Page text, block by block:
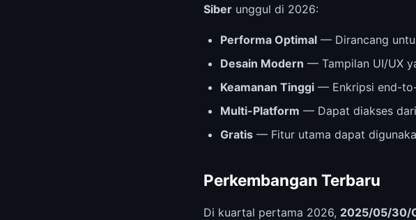
Siber unggul di 2026:
Performa Optimal — Dirancang
Desain Modern — Tampilan UI/UX
Keamanan Tinggi — Enkripsi end-
Multi-Platform — Dapat diakses
Gratis — Fitur utama dapat
Perkembangan Terbaru
Di kuartal pertama 2026, 2025/05/30/